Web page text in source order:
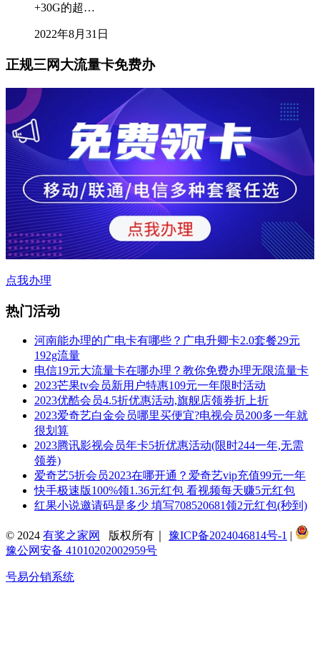
+30G的超…
2022年8月31日
正规三网大流量卡免费办
点我办理
热门活动
河南能办理的广电卡有哪些？广电升卿卡2.0套餐29元
192g流量
电信19元大流量卡在哪办理？教你免费办理无限流量卡
2023芒果tv会员新用户特惠109元一年限时活动
2023优酷会员4.5折优惠活动,旗舰店领券折上折
2023爱奇艺白金会员哪里买便宜?电视会员200多一年就
很划算
2023腾讯影视会员年卡5折优惠活动(限时244一年,无需
领券)
爱奇艺5折会员2023在哪开通？爱奇艺vip充值99元一年
快手极速版100%领1.36元红包 看视频每天赚5元红包
红果小说邀请码是多少 填写708520681领2元红包(秒到)
© 2024 有奖之家网 版权所有｜ 豫ICP备2024046814号-1 |
豫公网安备 41010202002959号
号易分销系统